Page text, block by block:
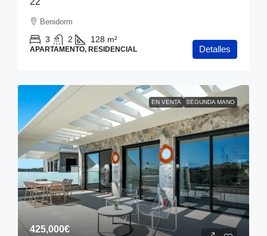
Benidorm
3 2 128 m²
APARTAMENTO, RESIDENCIAL Detalles
EN VENTA SEGUNDA MANO
425,000€